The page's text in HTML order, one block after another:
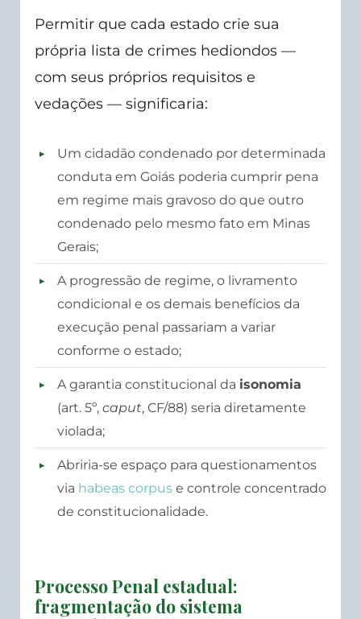
Permitir que cada estado crie sua
própria lista de crimes hediondos —
com seus próprios requisitos e
vedações — significaria:
Um cidadão condenado por determinada
conduta em Goiás poderia cumprir pena
em regime mais gravoso do que outro
condenado pelo mesmo fato em Minas
Gerais;
A progressão de regime, o livramento
condicional e os demais benefícios da
execução penal passariam a variar
conforme o estado;
A garantia constitucional da isonomia
(art. 5º, caput, CF/88) seria diretamente
violada;
Abriria-se espaço para questionamentos
via habeas corpus e controle concentrado
de constitucionalidade.
Processo Penal estadual:
fragmentação do sistema